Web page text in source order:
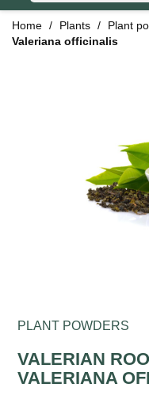
Home Plants Plant
Valeriana officinalis
PLANT POWDERS
VALERIAN
VALERIANA